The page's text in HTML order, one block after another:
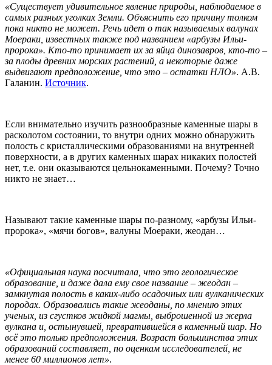
«Существует удивительное явление природы, наблюдаемое в
самых разных уголках Земли. Объяснить его причину толком
пока никто не может. Речь идет о так называемых валунах
Моераки, известных также под названием «арбузы Ильи-
пророка». Кто-то принимает их за яйца динозавров, кто-то –
за плоды древних морских растений, а некоторые даже
выдвигают предположение, что это – остатки НЛО». А.В.
Галанин. Источник.
Если внимательно изучить разнообразные каменные шары в
расколотом состоянии, то внутри одних можно обнаружить
полость с кристаллическими образованиями на внутренней
поверхности, а в других каменных шарах никаких полостей
нет, т.е. они оказываются цельнокаменными. Почему? Точно
никто не знает…
Называют такие каменные шары по-разному, «арбузы Ильи-
пророка», «мячи богов», валуны Моераки, жеодан…
«Официальная наука посчитала, что это геологическое
образование, и даже дала ему свое название – жеодан –
замкнутая полость в каких-либо осадочных или вулканических
породах. Образовались такие жеоданы, по мнению этих
ученых, из сгустков жидкой магмы, выброшенной из жерла
вулкана и, остынувшей, превратившейся в каменный шар. Но
всё это только предположения. Возраст большинства этих
образований составляет, по оценкам исследователей, не
менее 60 миллионов лет».